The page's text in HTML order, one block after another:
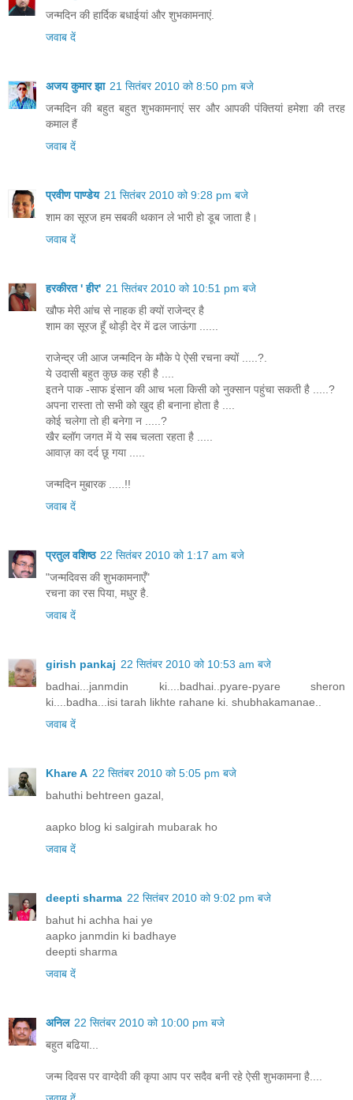
जन्मदिन की हार्दिक बधाईयां और शुभकामनाएं.
जवाब दें
अजय कुमार झा 21 सितंबर 2010 को 8:50 pm बजे
जन्मदिन की बहुत बहुत शुभकामनाएं सर और आपकी पंक्तियां हमेशा की तरह
कमाल हैं
जवाब दें
प्रवीण पाण्डेय 21 सितंबर 2010 को 9:28 pm बजे
शाम का सूरज हम सबकी थकान ले भारी हो डूब जाता है।
जवाब दें
हरकीरत ' हीर' 21 सितंबर 2010 को 10:51 pm बजे
खौफ मेरी आंच से नाहक ही क्यों राजेन्द्र है
शाम का सूरज हूँ थोड़ी देर में ढल जाऊंगा ......
राजेन्द्र जी आज जन्मदिन के मौके पे ऐसी रचना क्यों .....?.
ये उदासी बहुत कुछ कह रही है ....
इतने पाक -साफ इंसान की आच भला किसी को नुक्सान पहुंचा सकती है .....?
अपना रास्ता तो सभी को खुद ही बनाना होता है ....
कोई चलेगा तो ही बनेगा न .....?
खैर ब्लॉग जगत में ये सब चलता रहता है .....
आवाज़ का दर्द छू गया .....
जन्मदिन मुबारक .....!!
जवाब दें
प्रतुल वशिष्ठ 22 सितंबर 2010 को 1:17 am बजे
"जन्मदिवस की शुभकामनाएँ"
रचना का रस पिया, मधुर है.
जवाब दें
girish pankaj 22 सितंबर 2010 को 10:53 am बजे
badhai...janmdin ki....badhai..pyare-pyare sheron
ki....badha...isi tarah likhte rahane ki. shubhakamanae..
जवाब दें
Khare A 22 सितंबर 2010 को 5:05 pm बजे
bahuthi behtreen gazal,
aapko blog ki salgirah mubarak ho
जवाब दें
deepti sharma 22 सितंबर 2010 को 9:02 pm बजे
bahut hi achha hai ye
aapko janmdin ki badhaye
deepti sharma
जवाब दें
अनिल 22 सितंबर 2010 को 10:00 pm बजे
बहुत बढिया...
जन्म दिवस पर वाग्देवी की कृपा आप पर सदैव बनी रहे ऐसी शुभकामना है....